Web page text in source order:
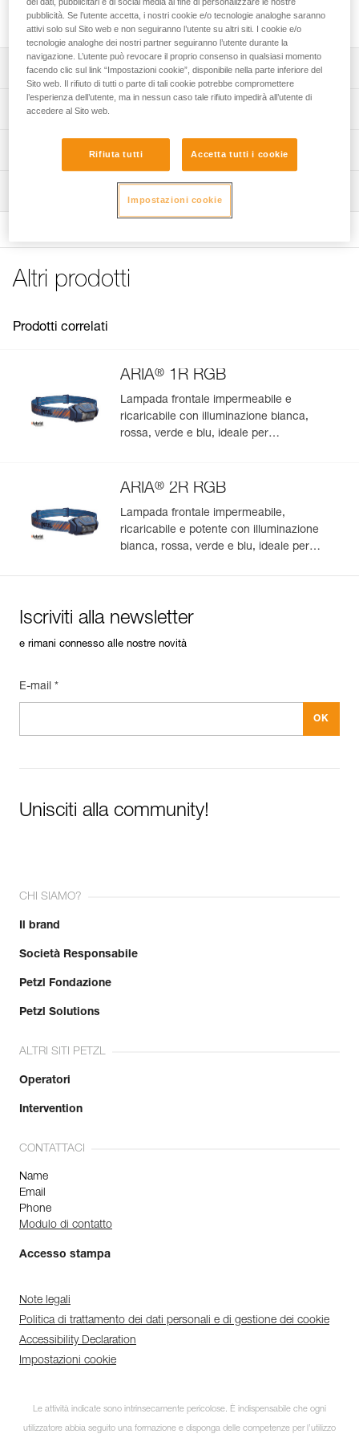
Fascia elastica di ricambio per le lampade frontali ARIA.
Descrizione
Fascia elastica di ricambio per lampade frontali ARIA 1R
Specifiche tecniche
Peso: 24 g
Dettagli codice
Codice : E068BA01
Colore(i) : BLACK
Confezione : 1
Codice : E068BA02
Colore(i) : CAMO
Informazioni tecniche
Altri prodotti
Prodotti correlati
ARIA® 1R RGB
Lampada frontale impermeabile e
ricaricabile con illuminazione bianca,
rossa, verde e blu, ideale per
ARIA® 2R RGB
Lampada frontale impermeabile,
ricaricabile e potente con illuminazione
bianca, rossa, verde e blu, ideale per
Iscriviti alla newsletter
e rimani connesso alle nostre novità
E-mail *
Unisciti alla community!
CHI SIAMO?
Il brand
Società Responsabile
Petzl Fondazione
Petzl Solutions
ALTRI SITI PETZL
Operatori
Intervention
CONTATTACI
Name
Email
Phone
Modulo di contatto
Accesso stampa
Note legali
Politica di trattamento dei dati personali e di gestione dei cookie
Accessibility Declaration
Impostazioni cookie
Le attività indicate sono intrinsecamente pericolose. È indispensabile che ogni
utilizzatore abbia seguito una formazione e disponga delle competenze per l’utilizzo
pubblicità. Se l’utente accetta, i nostri cookie e/o tecnologie analoghe saranno
attivi solo sul Sito web e non seguiranno l’utente su altri siti. I cookie e/o
tecnologie analoghe dei nostri partner seguiranno l’utente durante la
navigazione. L’utente può revocare il proprio consenso in qualsiasi momento
facendo clic sul link “Impostazioni cookie”, disponibile nella parte inferiore del
Sito web. Il rifiuto di tutti o parte di tali cookie potrebbe compromettere
l’esperienza dell’utente, ma in nessun caso tale rifiuto impedirà all’utente di
accedere al Sito web.
Rifiuta tutti Accetta tutti i cookie
Impostazioni cookie